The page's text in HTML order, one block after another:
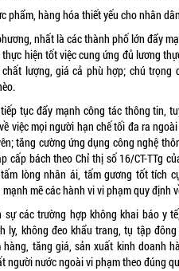
phẩm, hàng hóa thiết yếu cho nhân dân
nhất là các thành phố lớn đẩy
hiện tốt việc cung ứng đủ lương
lượng, giá cả phù hợp; chú trọng
tục đẩy mạnh công tác thông tin,
việc mọi người hạn chế tối đa ra
tăng cường ứng dụng công nghệ
cấp bách theo Chỉ thị số 16/CT-TTg
lòng nhân ái, tấm gương tốt tích
mẽ các hành vi vi phạm quy định
sự các trường hợp không khai báo y
ly, không đeo khẩu trang, tụ tập
tăng giá, sản xuất kinh doanh
người nước ngoài vi phạm theo đúng